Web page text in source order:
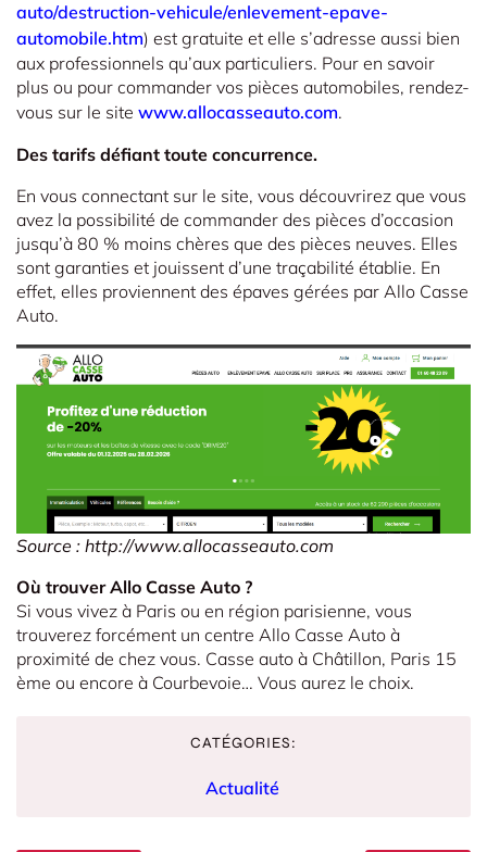
auto/destruction-vehicule/enlevement-epave-
automobile.htm) est gratuite et elle s’adresse aussi bien
aux professionnels qu’aux particuliers. Pour en savoir
plus ou pour commander vos pièces automobiles, rendez-
vous sur le site www.allocasseauto.com.
Des tarifs défiant toute concurrence.
En vous connectant sur le site, vous découvrirez que vous
avez la possibilité de commander des pièces d’occasion
jusqu’à 80 % moins chères que des pièces neuves. Elles
sont garanties et jouissent d’une traçabilité établie. En
effet, elles proviennent des épaves gérées par Allo Casse
Auto.
Source : http://www.allocasseauto.com
Où trouver Allo Casse Auto ?
Si vous vivez à Paris ou en région parisienne, vous
trouverez forcément un centre Allo Casse Auto à
proximité de chez vous. Casse auto à Châtillon, Paris 15
ème ou encore à Courbevoie… Vous aurez le choix.
CATÉGORIES:
Actualité